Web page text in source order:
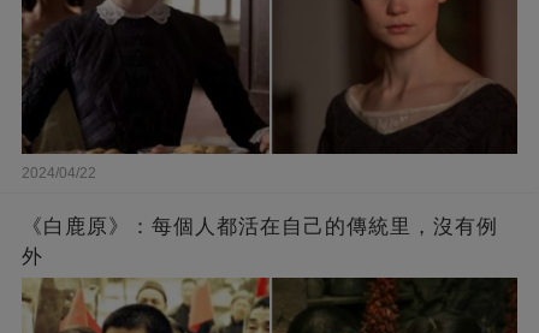
2024/04/22
《白鹿原》：每個人都活在自己的傳統里，沒有例
外